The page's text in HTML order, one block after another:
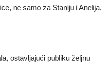
ne samo za Staniju i Anelija,
ostavljajući publiku željnu